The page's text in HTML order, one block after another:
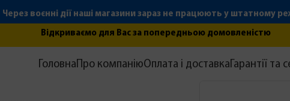
Через воєнні дії наші магазини зараз не працюють у штатному
Відкриваємо для Вас за попередньою домовленістю
ГоловнаПро компаніюОплата і доставкаГарантії та